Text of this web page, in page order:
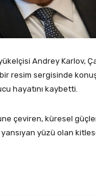
Andrey Karlov,
bir resim sergisinde
hayatını kaybetti.
çeviren, küresel
yansıyan yüzü olan